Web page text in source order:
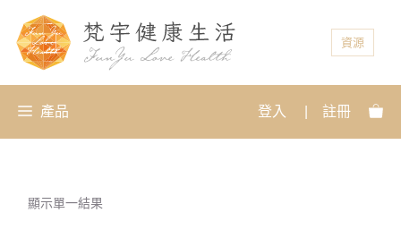
資源
產品 登入 註冊
顯示單一結果